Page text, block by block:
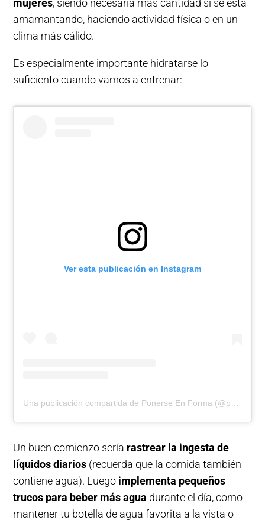
mujeres, siendo necesaria más cantidad si se está
amamantando, haciendo actividad física o en un
clima más cálido.
Es especialmente importante hidratarse lo
suficiento cuando vamos a entrenar:
Ver esta publicación en Instagram
Un buen comienzo sería rastrear la ingesta de
líquidos diarios (recuerda que la comida también
contiene agua). Luego implementa pequeños
trucos para beber más agua durante el día, como
mantener tu botella de agua favorita a la vista o